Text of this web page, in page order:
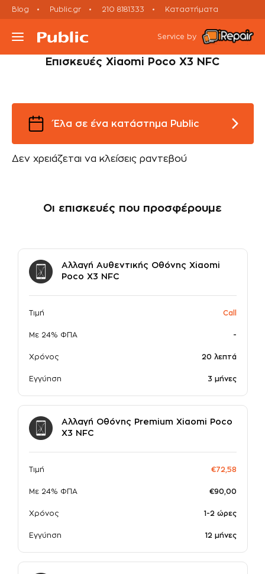
Blog Public.gr 210 8181333 Καταστήματα
Μεταχειρισμένες Συσκευές
Ραντεβού Εxpress Επισκευής
Service by
Smartphone Εκτός εγγύησης Xiaomi Repairs
Επισκευές Xiaomi Poco X3 NFC
Έλα σε ένα κατάστημα Public
Δεν χρειάζεται να κλείσεις ραντεβού
Οι επισκευές που προσφέρουμε
Αλλαγή Αυθεντικής Οθόνης Xiaomi
Poco X3 NFC
Τιμή Call
Με 24% ΦΠΑ -
Χρόνος 20 λεπτά
Εγγύηση 3 μήνες
Αλλαγή Οθόνης Premium Xiaomi Poco
X3 NFC
Τιμή €72,58
Με 24% ΦΠΑ €90,00
Χρόνος 1-2 ώρες
Εγγύηση 12 μήνες